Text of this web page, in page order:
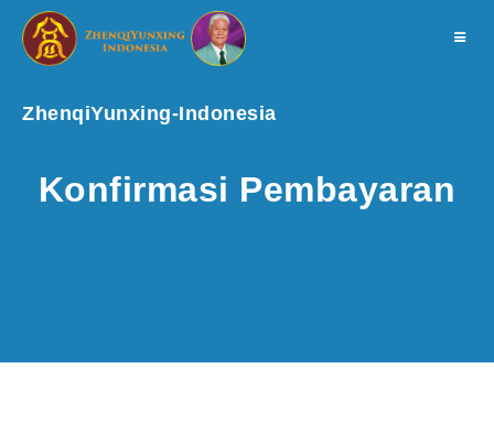
ZhenqiYunxing-Indonesia
Toggle
Konfirmasi Pembayaran